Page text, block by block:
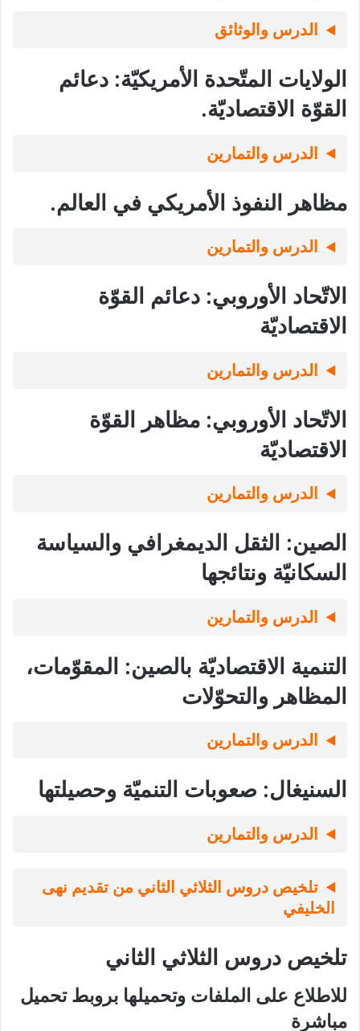
الدرس والوثائق
الولايات المتّحدة الأمريكيّة: دعائم
القوّة الاقتصاديّة.
الدرس والتمارين
مظاهر النفوذ الأمريكي في العالم.
الدرس والتمارين
الاتّحاد الأوروبي: دعائم القوّة
الاقتصاديّة
الدرس والتمارين
الاتّحاد الأوروبي: مظاهر القوّة
الاقتصاديّة
الدرس والتمارين
الصين: الثقل الديمغرافي والسياسة
السكانيّة ونتائجها
الدرس والتمارين
التنمية الاقتصاديّة بالصين: المقوّمات،
المظاهر والتحوّلات
الدرس والتمارين
السنيغال: صعوبات التنميّة وحصيلتها
الدرس والتمارين
تلخيص دروس الثلاثي الثاني من تقديم نهى
الخليفي
تلخيص دروس الثلاثي الثاني
للاطلاع على الملفات وتحميلها بروبط تحميل
مباشرة